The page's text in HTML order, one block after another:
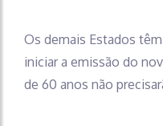
Os demais Estados
iniciar a emissão do
de 60 anos não